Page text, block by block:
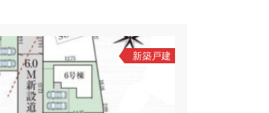
新築戸建